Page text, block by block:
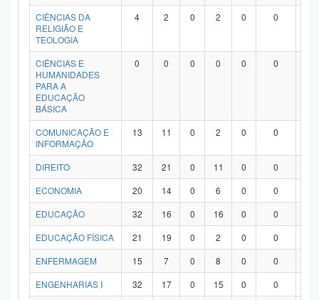
CIÊNCIAS DA
RELIGIÃO E
TEOLOGIA
4 2 0 2 0 0
CIÊNCIAS E
HUMANIDADES
PARA A
EDUCAÇÃO
BÁSICA
0 0 0 0 0 0
COMUNICAÇÃO E
INFORMAÇÃO
13 11 0 2 0 0
DIREITO 32 21 0 11 0 0
ECONOMIA
20 14 0 6 0 0
EDUCAÇÃO
32 16 0 16 0 0
EDUCAÇÃO FÍSICA
21 19 0 2 0 0
ENFERMAGEM
15 7 0 8 0 0
ENGENHARIAS I
32 17 0 15 0 0